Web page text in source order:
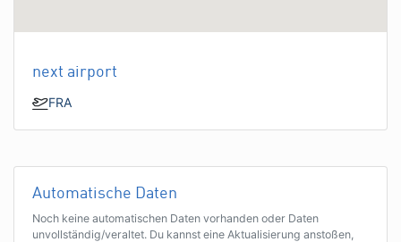
next airport
FRA
Automatische Daten
Noch keine automatischen Daten vorhanden oder Daten
unvollständig/veraltet. Du kannst eine Aktualisierung anstoßen,